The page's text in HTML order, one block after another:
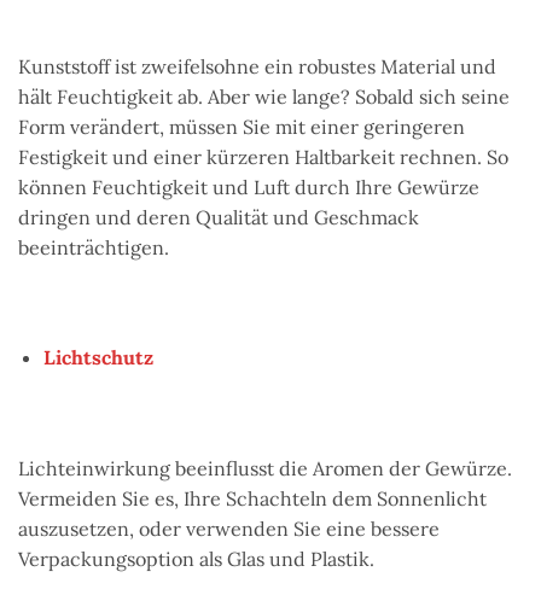
Kunststoff ist zweifelsohne ein robustes Material und
hält Feuchtigkeit ab. Aber wie lange? Sobald sich seine
Form verändert, müssen Sie mit einer geringeren
Festigkeit und einer kürzeren Haltbarkeit rechnen. So
können Feuchtigkeit und Luft durch Ihre Gewürze
dringen und deren Qualität und Geschmack
beeinträchtigen.
Lichtschutz
Lichteinwirkung beeinflusst die Aromen der Gewürze.
Vermeiden Sie es, Ihre Schachteln dem Sonnenlicht
auszusetzen, oder verwenden Sie eine bessere
Verpackungsoption als Glas und Plastik.